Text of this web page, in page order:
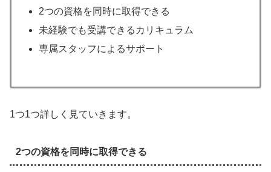
2つの資格を同時に取得できる
未経験でも受講できるカリキュラム
専属スタッフによるサポート
1つ1つ詳しく見ていきます。
2つの資格を同時に取得できる